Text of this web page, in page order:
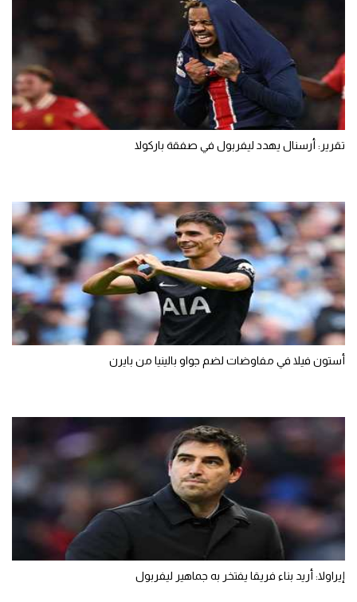
تقرير: أرسنال يهدد ليفربول في صفقة باركولا
أستون فيلا في مفاوضات لضم جواو بالينيا من بايرن
إيراولا: أريد بناء فريقا يفتخر به جماهير ليفربول